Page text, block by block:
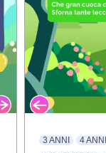
3 ANNI 4 ANNI